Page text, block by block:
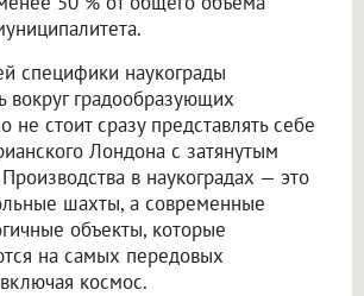
специфики наукограды
вокруг градообразующих
не стоит сразу представлять себе
Лондона с затянутым
в наукоградах — это
шахты, а современные
объекты, которые
на самых передовых
космос.